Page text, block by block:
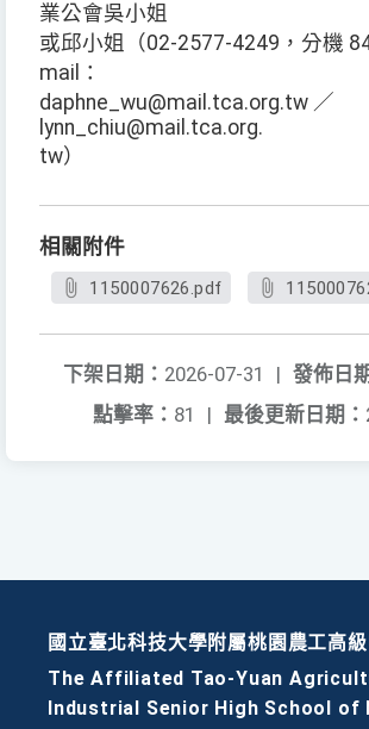
業公會吳小姐
或邱小姐（02-2577-4249，分機
mail：
daphne_wu@mail.tca.org.tw ／
lynn_chiu@mail.tca.org.
tw）
相關附件
1150007626.pdf
發佈日
下架日期： 2026-07-31
|
最後更新日期：
點擊率： 81 |
國立臺北科技大學附屬桃園農工高
The Affiliated Tao-Yuan
Industrial Senior High School of